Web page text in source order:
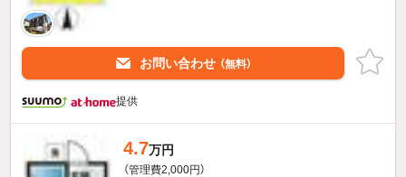
お問い合わせ （無料）
提供
4.7万円
（管理費2,000円）